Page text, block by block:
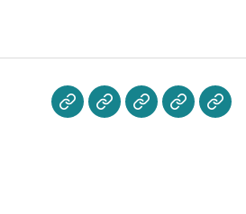
POZNAJ
CO
MOJE